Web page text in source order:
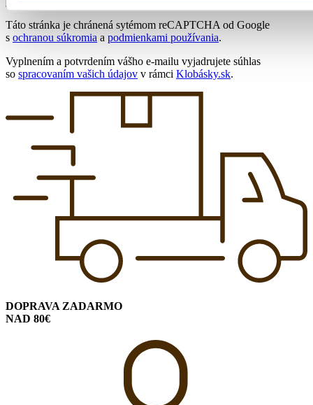
Táto stránka je chránená sytémom reCAPTCHA od Google
s ochranou súkromia a podmienkami používania.
Vyplnením a potvrdením vášho e-mailu vyjadrujete súhlas
so spracovaním vašich údajov v rámci Klobásky.sk.
DOPRAVA ZADARMO
NAD 80€